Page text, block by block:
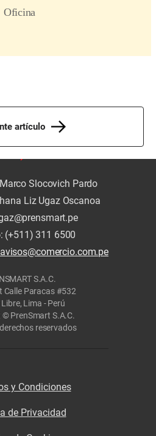
artículo
Slocovich Pardo
Liz Ugaz Oscanoa
(+511) 311 6500
S.A.C.
Calle Paracas #532
Lima - Perú
PrenSmart S.A.C.
reservados
y Condiciones
de Privacidad